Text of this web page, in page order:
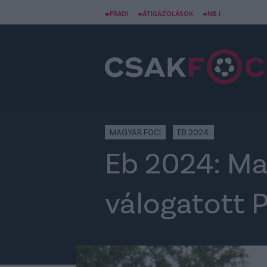
#FRADI #ÁTIGAZOLÁSOK #NB I
MAGYAR FOCI EB 2024
Eb 2024:
válogatott